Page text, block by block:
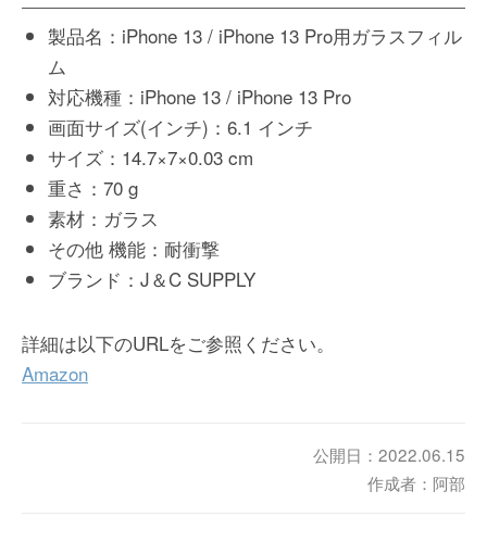
製品名：iPhone 13 / iPhone 13 Pro用ガラスフィル
ム
対応機種：iPhone 13 / iPhone 13 Pro
画面サイズ(インチ)：‎6.1 インチ
サイズ：14.7×7×0.03 cm
重さ：70 g
素材：ガラス
その他 機能：耐衝撃
ブランド：J＆C SUPPLY
詳細は以下のURLをご参照ください。
Amazon
公開日：2022.06.15
作成者：阿部